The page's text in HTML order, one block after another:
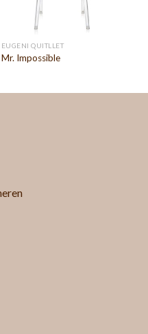
EUGENI QUITLLET
Mr. Impossible